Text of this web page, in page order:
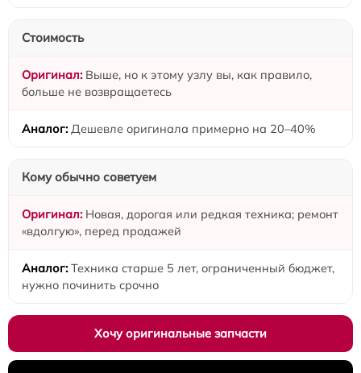
Стоимость
Выше, но к этому узлу вы, как правило,
больше не возвращаетесь
Дешевле оригинала примерно на 20–40%
Кому обычно советуем
Новая, дорогая или редкая техника; ремонт
«вдолгую», перед продажей
Техника старше 5 лет, ограниченный бюджет,
нужно починить срочно
Хочу оригинальные запчасти